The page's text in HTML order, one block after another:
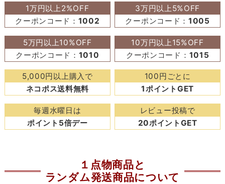
1万円以上2%OFF
クーポンコード： 1002
3万円以上5%OFF
クーポンコード：1005
5万円以上10%OFF
クーポンコード： 1010
10万円以上15%OFF
クーポンコード： 1015
5,000円以上購入で
ネコポス送料無料
100円ごとに
1ポイントGET
毎週水曜日は
ポイント5倍デー
レビュー投稿で
20ポイントGET
１点物商品と
ランダム発送商品について